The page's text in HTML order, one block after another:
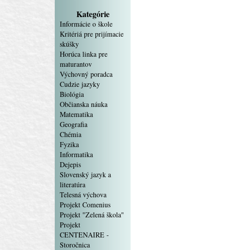
Kategórie
Informácie o škole
Kritériá pre prijímacie
skúšky
Horúca linka pre
maturantov
Výchovný poradca
Cudzie jazyky
Biológia
Občianska náuka
Matematika
Geografia
Chémia
Fyzika
Informatika
Dejepis
Slovenský jazyk a
literatúra
Telesná výchova
Projekt Comenius
Projekt "Zelená škola"
Projekt
CENTENAIRE -
Storočnica